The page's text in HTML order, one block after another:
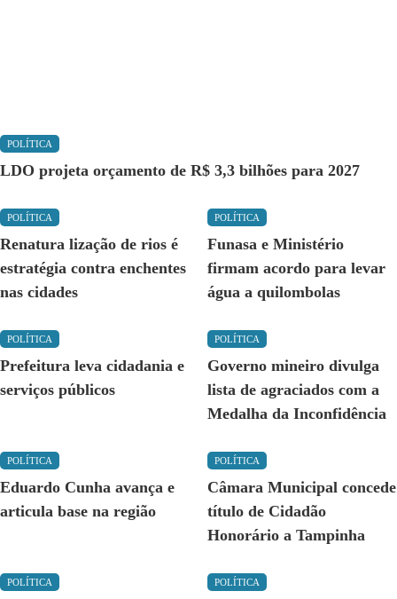
POLÍTICA
LDO projeta orçamento de R$ 3,3 bilhões para 2027
POLÍTICA
Renatura lização de rios é
estratégia contra enchentes
nas cidades
POLÍTICA
Funasa e Ministério
firmam acordo para levar
água a quilombolas
POLÍTICA
Prefeitura leva cidadania e
serviços públicos
POLÍTICA
Governo mineiro divulga
lista de agraciados com a
Medalha da Inconfidência
POLÍTICA
Eduardo Cunha avança e
articula base na região
POLÍTICA
Câmara Municipal concede
título de Cidadão
Honorário a Tampinha
POLÍTICA POLÍTICA